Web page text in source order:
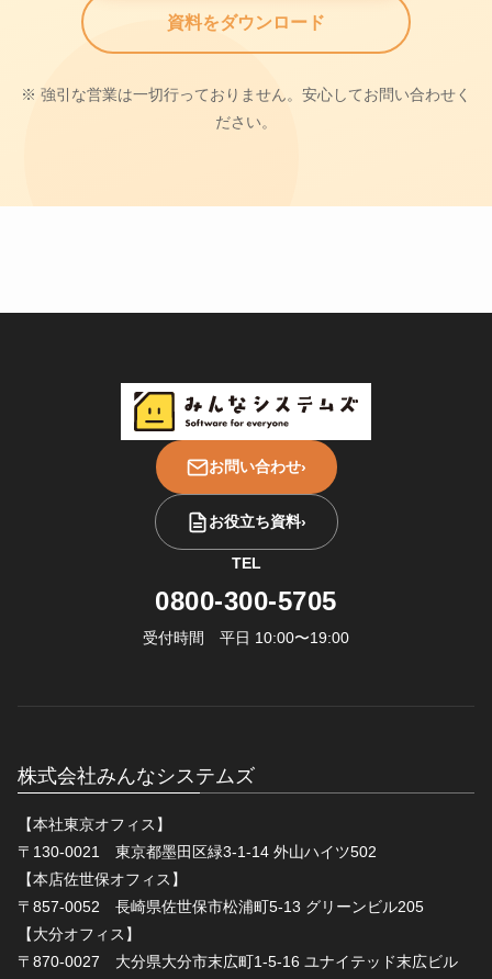
資料をダウンロード
※ 強引な営業は一切行っておりません。安心してお問い合わせく
ださい。
お問い合わせ›
お役立ち資料›
TEL
0800-300-5705
受付時間 平日 10:00〜19:00
株式会社みんなシステムズ
【本社東京オフィス】
〒130-0021 東京都墨田区緑3-1-14 外山ハイツ502
【本店佐世保オフィス】
〒857-0052 長崎県佐世保市松浦町5-13 グリーンビル205
【大分オフィス】
〒870-0027 大分県大分市末広町1-5-16 ユナイテッド末広ビル